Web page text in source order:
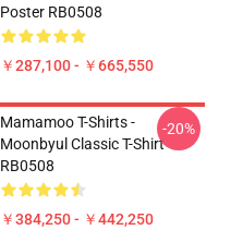
Poster RB0508
￥287,100 - ￥665,550
Mamamoo T-Shirts -
Moonbyul Classic T-Shirt
RB0508
￥384,250 - ￥442,250
-20%